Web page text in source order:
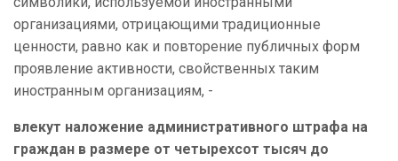
организациями, отрицающими традиционные
ценности, равно как и повторение публичных форм
проявление активности, свойственных таким
иностранным организациям, -
влекут наложение административного штрафа на
граждан в размере от четырехсот тысяч до